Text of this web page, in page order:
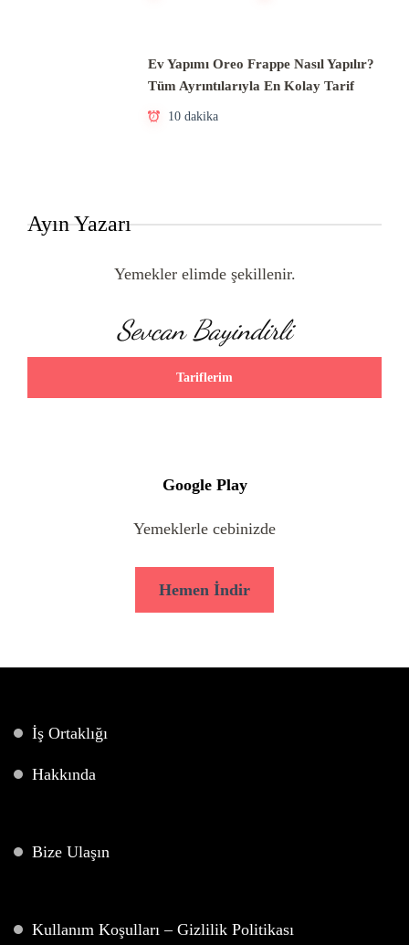
Ev Yapımı Oreo Frappe Nasıl Yapılır?
Tüm Ayrıntılarıyla En Kolay Tarif
10 dakika
Ayın Yazarı
Yemekler elimde şekillenir.
Sevcan Bayindirli
Tariflerim
Google Play
Yemeklerle cebinizde
Hemen İndir
İş Ortaklığı
Hakkında
Bize Ulaşın
Kullanım Koşulları – Gizlilik Politikası